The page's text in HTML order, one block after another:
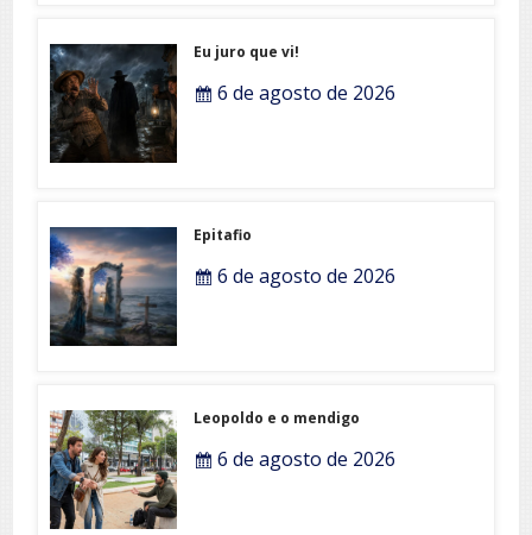
Eu juro que vi!
6 de agosto de 2026
Epitafio
6 de agosto de 2026
Leopoldo e o mendigo
6 de agosto de 2026